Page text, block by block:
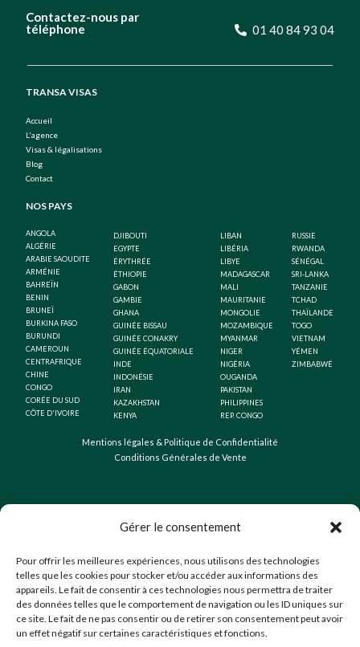
Gérer le consentement
Pour offrir les meilleures expériences, nous utilisons des technologies
telles que les cookies pour stocker et/ou accéder aux informations des
appareils. Le fait de consentir à ces technologies nous permettra de traiter
des données telles que le comportement de navigation ou les ID uniques sur
ce site. Le fait de ne pas consentir ou de retirer son consentement peut avoir
un effet négatif sur certaines caractéristiques et fonctions.
Contactez-nous par
téléphone
01 40 84 93 04
TRANSA VISAS
Accueil
L'agence
Visas & légalisations
Blog
Contact
NOS PAYS
ANGOLA
ALGÉRIE
ARABIE SAOUDITE
ARMÉNIE
BAHREÏN
BENIN
BRUNEÏ
BURKINA FASO
BURUNDI
CAMEROUN
CENTRAFRIQUE
CHINE
CONGO
CORÉE DU SUD
CÔTE D'IVOIRE
DJIBOUTI
EGYPTE
ÉRYTHRÉE
ÉTHIOPIE
GABON
GAMBIE
GHANA
GUINÉE BISSAU
GUINÉE CONAKRY
GUINÉE ÉQUATORIALE
INDE
INDONÉSIE
IRAN
KAZAKHSTAN
KENYA
LIBAN
LIBÉRIA
LIBYE
MADAGASCAR
MALI
MAURITANIE
MONGOLIE
MOZAMBIQUE
MYANMAR
NIGER
NIGÉRIA
OUGANDA
PAKISTAN
PHILIPPINES
REP. CONGO
RUSSIE
RWANDA
SÉNÉGAL
SRI-LANKA
TANZANIE
TCHAD
THAÏLANDE
TOGO
VIETNAM
YÉMEN
ZIMBABWÉ
Mentions légales & Politique de Confidentialité
Conditions Générales de Vente